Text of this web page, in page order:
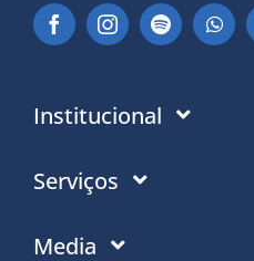
Institucional
Instituição
Serviços
Contactos
Media